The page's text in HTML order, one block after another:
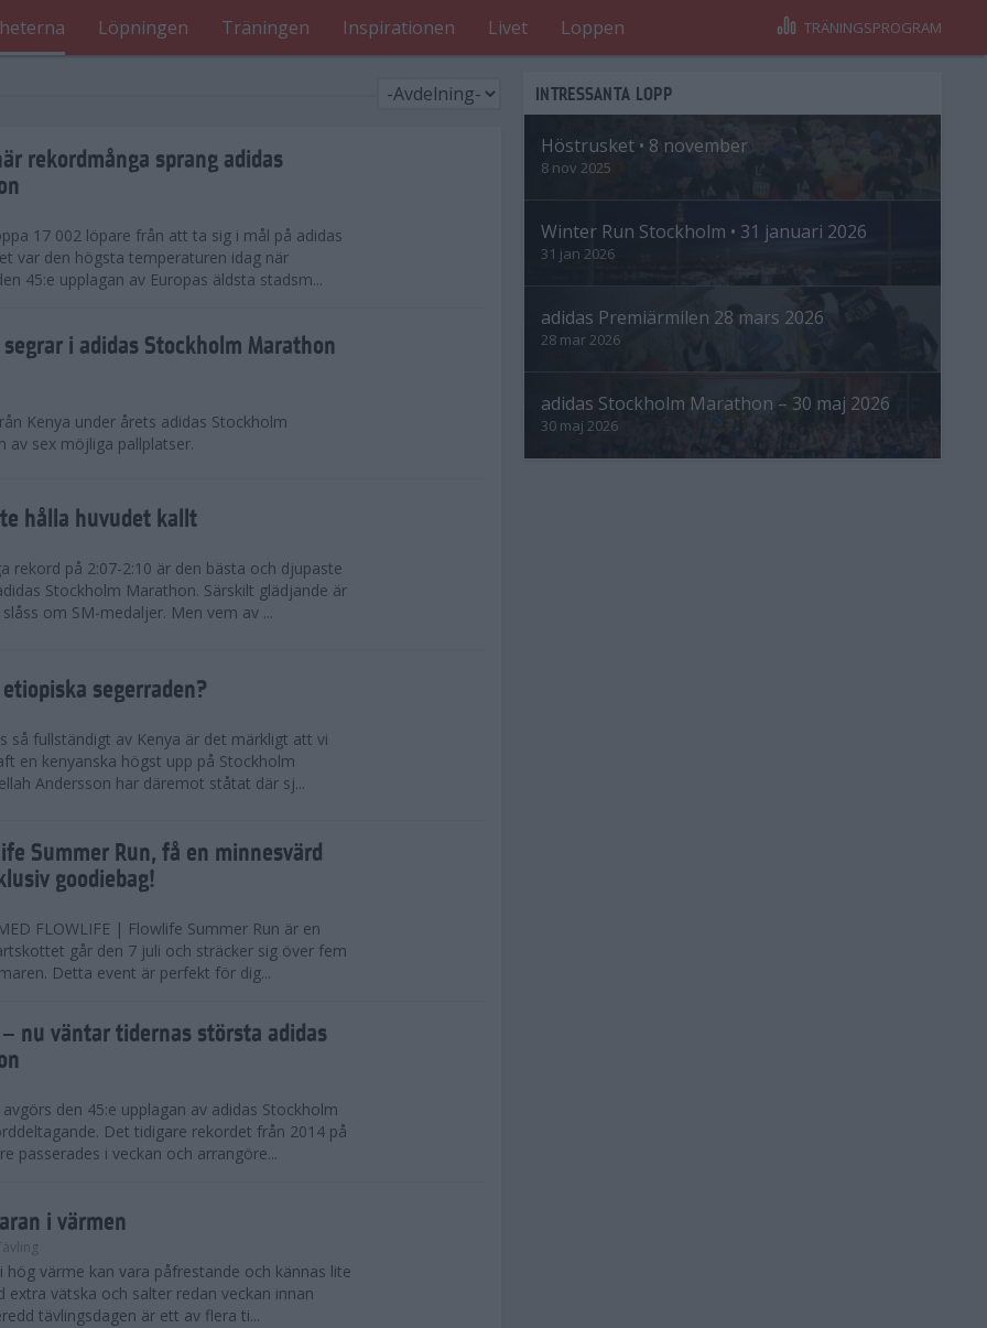
Löpningen Träningen Inspirationen Livet Loppen TRÄNINGSPROGRAM
rekordmånga sprang adidas
17 002 löpare från att ta sig i mål på adidas
var den högsta temperaturen idag när
45:e upplagan av Europas äldsta stadsm...
i adidas Stockholm Marathon
Kenya under årets adidas Stockholm
sex möjliga pallplatser.
hålla huvudet kallt
rekord på 2:07-2:10 är den bästa och djupaste
Stockholm Marathon. Särskilt glädjande är
om SM-medaljer. Men vem av ...
segerraden?
så fullständigt av Kenya är det märkligt att vi
en kenyanska högst upp på Stockholm
Andersson har däremot ståtat där sj...
Summer Run, få en minnesvärd
goodiebag!
FLOWLIFE | Flowlife Summer Run är en
går den 7 juli och sträcker sig över fem
Detta event är perfekt för dig...
nu väntar tidernas största adidas
den 45:e upplagan av adidas Stockholm
Det tidigare rekordet från 2014 på
passerades i veckan och arrangöre...
i värmen
värme kan vara påfrestande och kännas lite
vätska och salter redan veckan innan
tävlingsdagen är ett av flera ti...
INTRESSANTA LOPP
Höstrusket • 8 november
8 nov 2025
Winter Run Stockholm • 31 januari 2026
31 jan 2026
adidas Premiärmilen 28 mars 2026
28 mar 2026
adidas Stockholm Marathon – 30 maj 2026
30 maj 2026